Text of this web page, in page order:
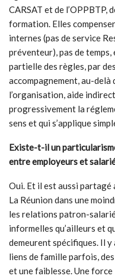
CARSAT et de l’OPPBTP,
formation. Elles
internes (pas de service
préventeur), pas de
partielle des règles, par
accompagnement, au-delà
l’organisation, aide
progressivement la
sens et qui s’applique
Existe-t-il un
entre employeurs et
Oui. Et il est aussi
La Réunion dans une
les relations patron-
informelles qu’ailleurs et
demeurent spécifiques. Il
liens de famille parfois,
et une faiblesse. Une